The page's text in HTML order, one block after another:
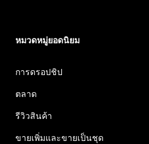
หมวดหมู่ยอดนิยม
การดรอปชิป
ตลาด
รีวิวสินค้า
ขายเพิ่มและขายเป็นชุด